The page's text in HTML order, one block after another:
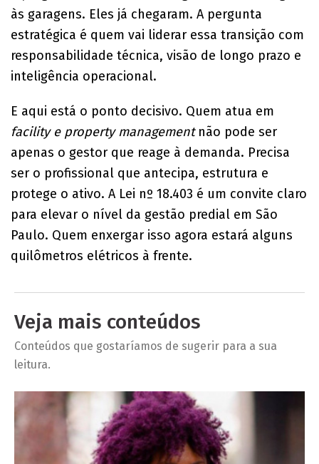
às garagens. Eles já chegaram. A pergunta
estratégica é quem vai liderar essa transição com
responsabilidade técnica, visão de longo prazo e
inteligência operacional.
E aqui está o ponto decisivo. Quem atua em
facility e property managementnão pode ser
apenas o gestor que reage à demanda. Precisa
ser o profissional que antecipa, estrutura e
protege o ativo. A Lei nº 18.403 é um convite claro
para elevar o nível da gestão predial em São
Paulo. Quem enxergar isso agora estará alguns
quilômetros elétricos à frente.
Veja mais conteúdos
Conteúdos que gostaríamos de sugerir para a sua
leitura.